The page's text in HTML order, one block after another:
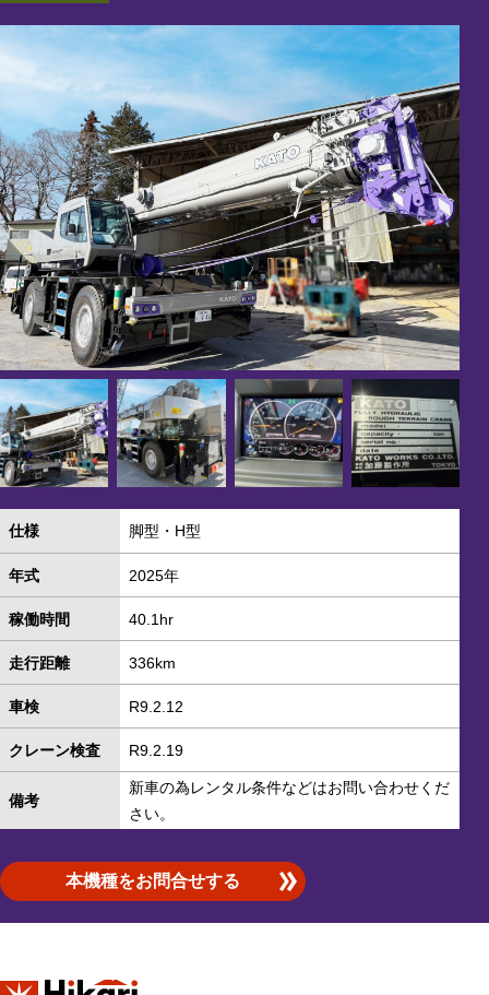
仕様 脚型・H型
走行距離 336km
年式 2025年
車検 R9.2.12
稼働時間 40.1hr
クレーン検査 R9.2.19
備考
新車の為レンタル条件などはお問い合わせくだ
さい。
本機種をお問合せする